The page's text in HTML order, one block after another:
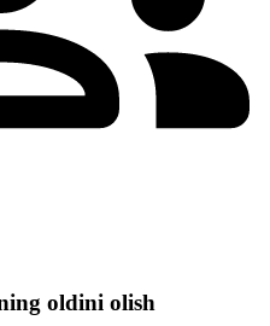
oldini olish